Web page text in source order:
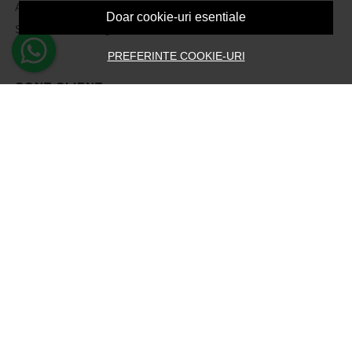
Doar cookie-uri esentiale
PREFERINTE COOKIE-URI
ANPC
Solutionarea litigiilor
CONT CLIENT